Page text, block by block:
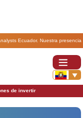
Ecuador. Nuestra presencia
de invertir